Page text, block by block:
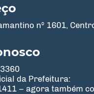
nº 1601,
da Prefeitura:
– agora também